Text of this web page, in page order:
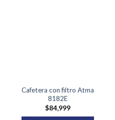
Cafetera con filtro Atma
8182E
$84,999